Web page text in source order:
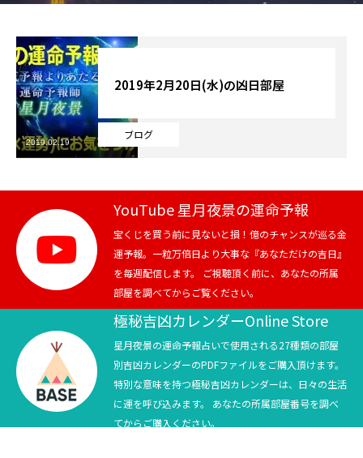
記事カテゴリー
ブログ
お知らせ
芸能界
テニス
スポーツ
競馬
テニス四大大会・五輪
テニス四大大会・五輪
ブログ
2019年2月20日(水)の凶日部屋
2019.02.19
YouTube 星月夜景の運命予報
宝くじを買う前に見ないと損！億のチャンスが巡る金
運予報。一粒万倍日より大事な『あなただけの吉日』
を毎週配信します。 ご視聴頂く前に、あなたの所属
部屋を調べてからご覧ください。
極秘吉凶カレンダーOnline Store
星月夜景の運命予報占いで使用される27種類の部屋
別吉凶カレンダーのPDFファイルをご購入頂けます。
特別な意味を持つ極秘吉凶カレンダーは、日々の生活
に運を呼び込みます。 あなたの所属部屋番号を調べ
てからご購入ください。